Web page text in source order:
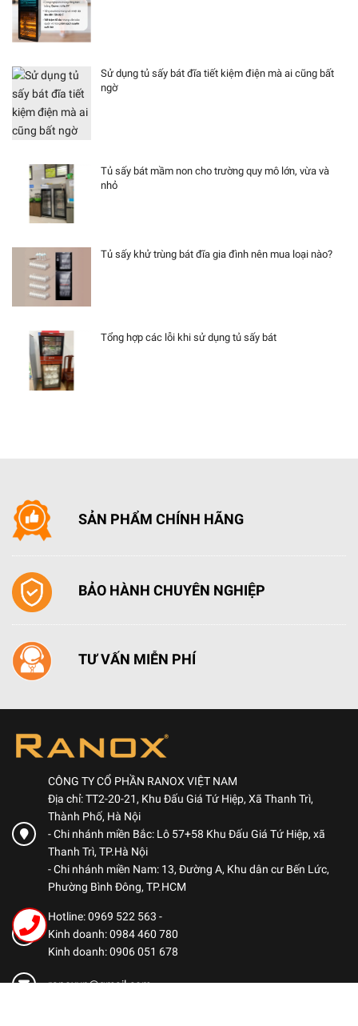
Sử dụng tủ sấy bát đĩa tiết kiệm điện mà ai cũng bất
ngờ
Tủ sấy bát mầm non cho trường quy mô lớn, vừa và
nhỏ
Tủ sấy khử trùng bát đĩa gia đình nên mua loại nào?
Tổng hợp các lỗi khi sử dụng tủ sấy bát
SẢN PHẨM CHÍNH HÃNG
BẢO HÀNH CHUYÊN NGHIỆP
TƯ VẤN MIỄN PHÍ
CÔNG TY CỔ PHẦN RANOX VIỆT NAM
Địa chỉ: TT2-20-21, Khu Đấu Giá Tứ Hiệp, Xã Thanh Trì,
Thành Phố, Hà Nội
- Chi nhánh miền Bắc: Lô 57+58 Khu Đấu Giá Tứ Hiệp, xã
Thanh Trì, TP.Hà Nội
- Chi nhánh miền Nam: 13, Đường A, Khu dân cư Bến Lức,
Phường Bình Đông, TP.HCM
Hotline: 0969 522 563 -
Kinh doanh: 0984 460 780
Kinh doanh: 0906 051 678
ranoxvn@gmail.com